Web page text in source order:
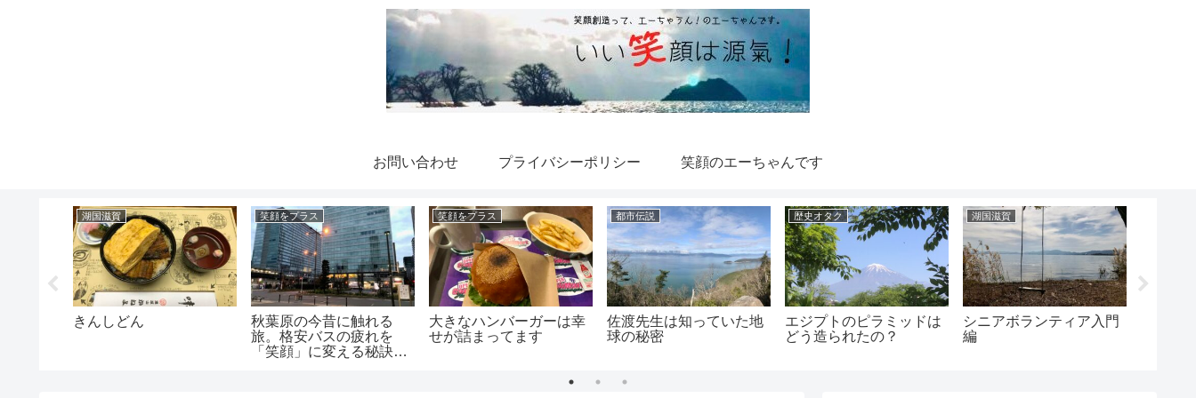
お問い合わせ プライバシーポリシー 笑顔のエーちゃんです
湖国滋賀
きんしどん
笑顔をプラス
秋葉原の今昔に触れる
旅。格安バスの疲れを
「笑顔」に変える秘訣と
笑顔をプラス
大きなハンバーガーは幸
せが詰まってます
都市伝説
佐渡先生は知っていた地
球の秘密
歴史オタク
エジプトのピラミッドは
どう造られたの？
湖国滋賀
シニアボランティア入門
編